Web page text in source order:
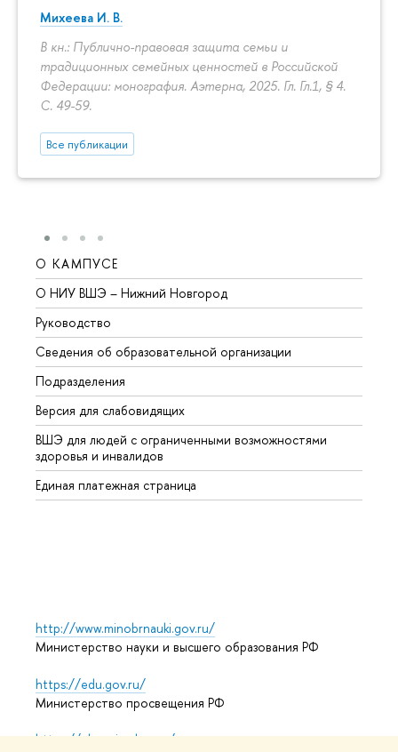
Михеева И. В.
В кн.: Публично-правовая защита семьи и
традиционных семейных ценностей в Российской
Федерации: монография. Аэтерна, 2025. Гл. Гл.1, § 4.
С. 49-59.
Все публикации
О КАМПУСЕ
О НИУ ВШЭ – Нижний Новгород
Руководство
Сведения об образовательной организации
Подразделения
Версия для слабовидящих
ВШЭ для людей с ограниченными возможностями
здоровья и инвалидов
Единая платежная страница
http://www.minobrnauki.gov.ru/
Министерство науки и высшего образования РФ
https://edu.gov.ru/
Министерство просвещения РФ
https://elearning.hse.ru/mooc